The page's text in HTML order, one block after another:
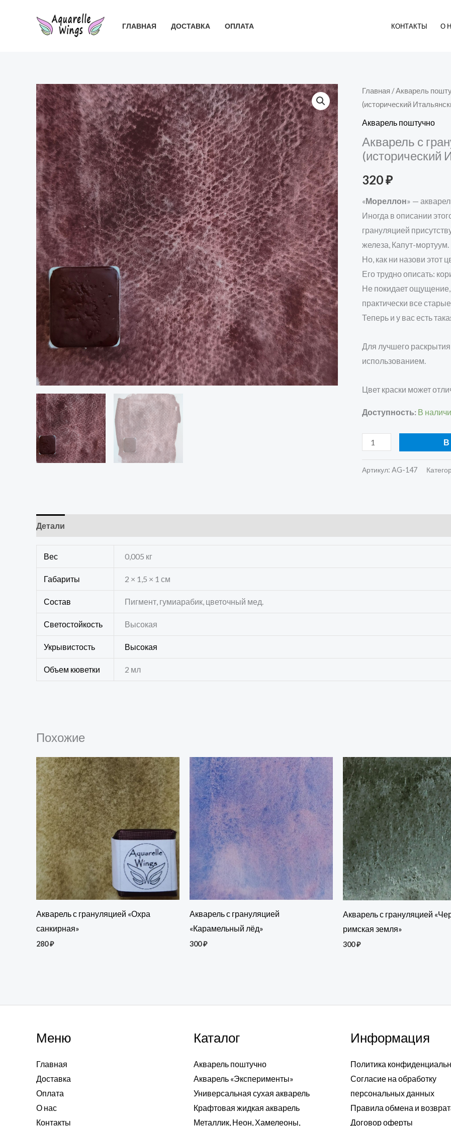
содержимому
ГЛАВНАЯ ДОСТАВКА ОПЛАТА КОНТАКТЫ О
Главная /Акварель
(исторический
Акварель поштучно
Акварель с
(исторический
320₽
«Мореллон» —
Иногда в описании
грануляцией
железа, Капут-мортуум.
Но, как ни назови этот
Его трудно описать:
Не покидает ощущение,
практически все
Теперь и у вас есть
Для лучшего
использованием.
Цвет краски может
Доступность: В
Количество
товара
Акварель
грануляцией
"Мореллон"
(исторический
пигмент)
Артикул: AG-147
Детали
Вес 0,005 кг
Габариты 2 × 1,5 × 1 см
Состав Пигмент, гумиарабик, цветочный мед.
Светостойкость Высокая
Укрывистость Высокая
Объем кюветки 2 мл
Похожие
Акварель с грануляцией «Охра
санкирная»
280₽
Акварель с грануляцией
«Карамельный лёд»
300₽
Акварель с грануляцией
римская земля»
300₽
Меню
Главная
Доставка
Оплата
О нас
Контакты
Каталог
Акварель поштучно
Акварель «Эксперименты»
Универсальная сухая акварель
Крафтовая жидкая акварель
Металлик, Неон, Хамелеоны,
Информация
Политика
Согласие на обработку
персональных данных
Правила обмена и
Договор оферты